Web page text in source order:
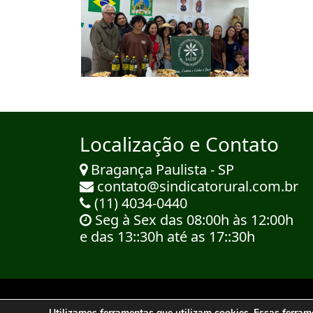
Localização e Contato
Bragança Paulista - SP
contato@sindicatorural.com.br
(11) 4034-0440
Seg à Sex das 08:00h às 12:00h
e das 13::30h até as 17::30h
© 2023 Sindicato